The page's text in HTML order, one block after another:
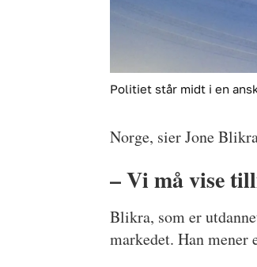
Politiet står midt i en
Norge, sier Jone
– Vi må vise
Blikra, som er
markedet. Han